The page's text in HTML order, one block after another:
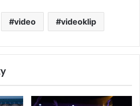
video videoklip